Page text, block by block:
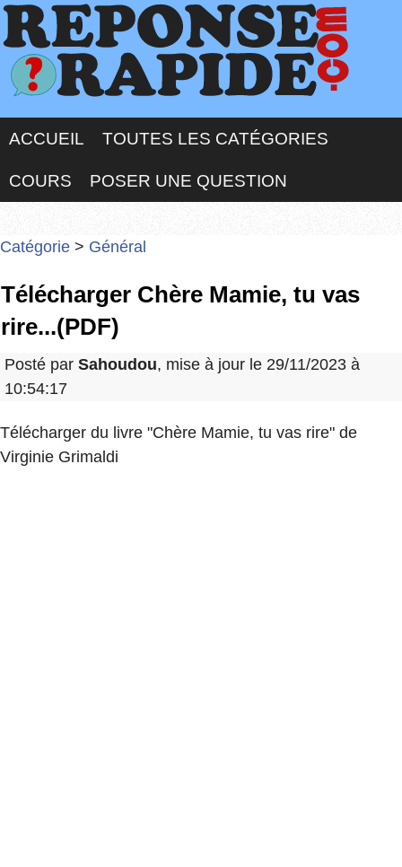
ACCUEIL TOUTES LES CATÉGORIES
COURS POSER UNE QUESTION
Catégorie > Général
Télécharger Chère Mamie, tu vas
rire...(PDF)
Posté par Sahoudou, mise à jour le 29/11/2023 à
10:54:17
Télécharger du livre "Chère Mamie, tu vas rire" de
Virginie Grimaldi